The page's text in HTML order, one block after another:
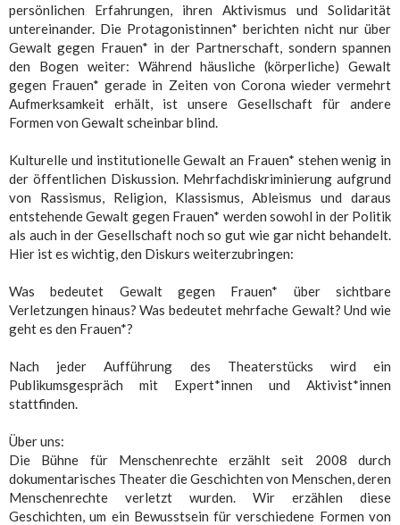
persönlichen Erfahrungen, ihren Aktivismus und Solidarität
untereinander. Die Protagonistinnen* berichten nicht nur über
Gewalt gegen Frauen* in der Partnerschaft, sondern spannen
den Bogen weiter: Während häusliche (körperliche) Gewalt
gegen Frauen* gerade in Zeiten von Corona wieder vermehrt
Aufmerksamkeit erhält, ist unsere Gesellschaft für andere
Formen von Gewalt scheinbar blind.
Kulturelle und institutionelle Gewalt an Frauen* stehen wenig in
der öffentlichen Diskussion. Mehrfachdiskriminierung aufgrund
von Rassismus, Religion, Klassismus, Ableismus und daraus
entstehende Gewalt gegen Frauen* werden sowohl in der Politik
als auch in der Gesellschaft noch so gut wie gar nicht behandelt.
Hier ist es wichtig, den Diskurs weiterzubringen:
Was bedeutet Gewalt gegen Frauen* über sichtbare
Verletzungen hinaus? Was bedeutet mehrfache Gewalt? Und wie
geht es den Frauen*?
Nach jeder Aufführung des Theaterstücks wird ein
Publikumsgespräch mit Expert*innen und Aktivist*innen
stattfinden.
Über uns:
Die Bühne für Menschenrechte erzählt seit 2008 durch
dokumentarisches Theater die Geschichten von Menschen, deren
Menschenrechte verletzt wurden. Wir erzählen diese
Geschichten, um ein Bewusstsein für verschiedene Formen von